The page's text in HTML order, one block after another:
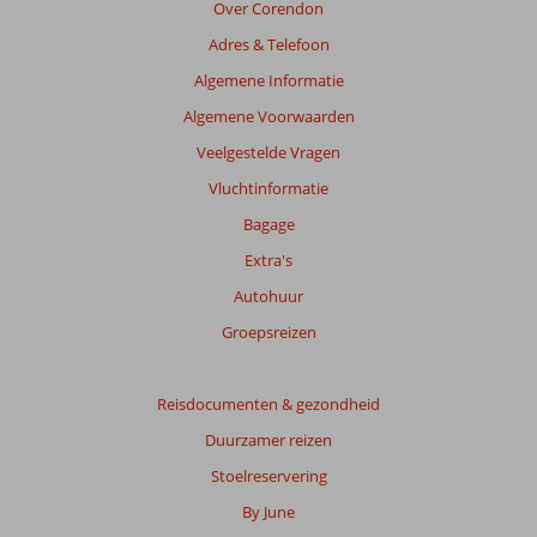
Over Corendon
Adres & Telefoon
Algemene Informatie
Algemene Voorwaarden
Veelgestelde Vragen
Vluchtinformatie
Bagage
Extra's
Autohuur
Groepsreizen
Reisdocumenten & gezondheid
Duurzamer reizen
Stoelreservering
By June